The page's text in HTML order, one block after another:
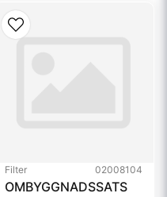
Filter 02008104
OMBYGGNADSSATS